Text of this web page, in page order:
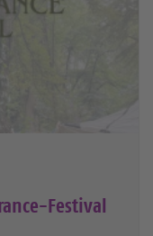
Festival